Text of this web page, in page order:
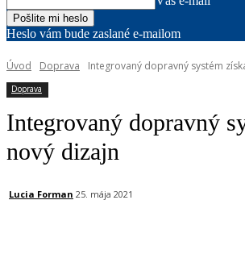
Heslo vám bude zaslané e-mailom
Úvod Doprava Integrovaný dopravný systém
Doprava
Integrovaný dopravný
nový dizajn
Lucia Forman 25. mája 2021